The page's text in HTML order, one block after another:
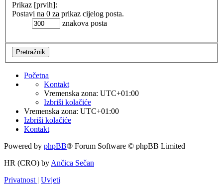
Prikaz [prvih]:
Postavi na 0 za prikaz cijelog posta.
znakova posta
Početna
Kontakt
Vremenska zona: UTC+01:00
Izbriši kolačiće
Vremenska zona: UTC+01:00
Izbriši kolačiće
Kontakt
Powered by phpBB® Forum Software © phpBB Limited
HR (CRO) by Ančica Sečan
Privatnost | Uvjeti